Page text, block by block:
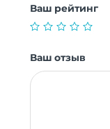
Ваш рейтинг
Ваш отзыв